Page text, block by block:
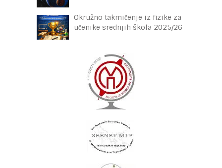
Okružno takmičenje iz fizike za
učenike srednjih škola 2025/26